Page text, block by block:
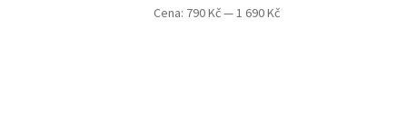
Minimální
Maximální
Cena: 790 Kč—1 690 Kč